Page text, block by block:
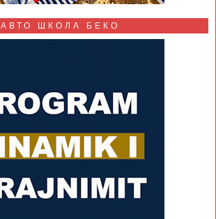
АВТО ШКОЛА БЕКО